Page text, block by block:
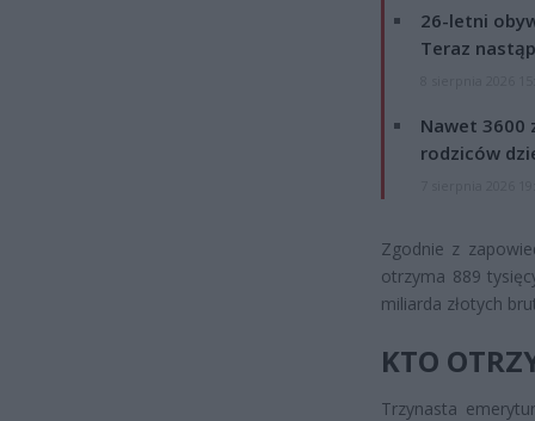
26-letni
Teraz
Nawet 3600
rodziców
Zgodnie z
otrzyma 889
miliarda złotych
KTO
Trzynasta